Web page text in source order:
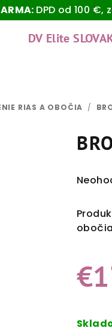
DPD od 100 €,
DV Elite
RIAS A OBOČIA /
je
5
cena: